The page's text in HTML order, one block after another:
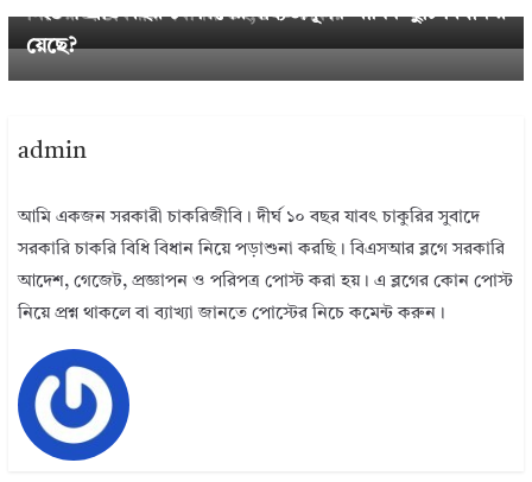
মিতির প্রস্তাবনায় সর্বনিম্ন ৩২,৫০০ টাকা?
০২৫ । প্রতি বছর ১০ দিনের বাধ্যতামূলক বার্ষিক ছুটি বিধান র
য়েছে?
admin
আমি একজন সরকারী চাকরিজীবি। দীর্ঘ ১০ বছর যাবৎ চাকুরির সুবাদে
সরকারি চাকরি বিধি বিধান নিয়ে পড়াশুনা করছি। বিএসআর ব্লগে সরকারি
আদেশ, গেজেট, প্রজ্ঞাপন ও পরিপত্র পোস্ট করা হয়। এ ব্লগের কোন পোস্ট
নিয়ে প্রশ্ন থাকলে বা ব্যাখ্যা জানতে পোস্টের নিচে কমেন্ট করুন।